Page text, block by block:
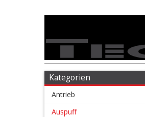
Antrieb
AuspuffKategorien
Antrieb
Auspuff